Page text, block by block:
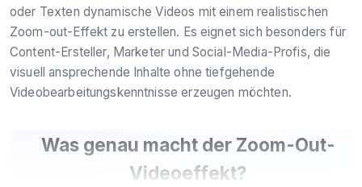
oder Texten dynamische Videos mit einem realistischen
Zoom-out-Effekt zu erstellen. Es eignet sich besonders für
Content-Ersteller, Marketer und Social-Media-Profis, die
visuell ansprechende Inhalte ohne tiefgehende
Videobearbeitungskenntnisse erzeugen möchten.
Was genau macht der Zoom-Out-
Videoeffekt?